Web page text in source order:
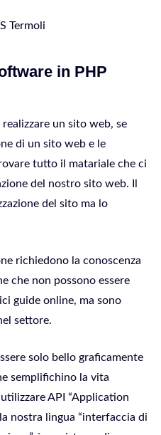
Termoli
in PHP
un sito web, se
di un sito web e le
tutto il matariale che ci
del nostro sito web. Il
del sito ma lo
richiedono la conoscenza
che non possono essere
guide online, ma sono
settore.
solo bello graficamente
semplifichino la vita
API “Application
nostra lingua “interfaccia di